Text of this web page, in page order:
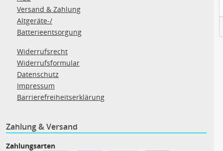
Versand & Zahlung
Altgeräte-/
Batterieentsorgung
Widerrufsrecht
Widerrufsformular
Datenschutz
Impressum
Barrierefreiheitserklärung
Zahlung & Versand
Zahlungsarten